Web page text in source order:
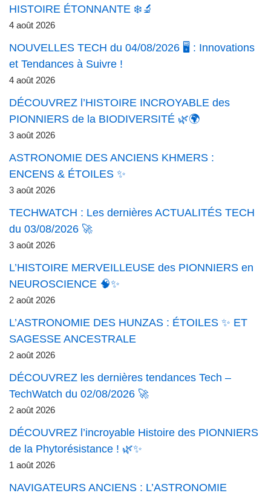
HISTOIRE ÉTONNANTE ❄️🔬
4 août 2026
NOUVELLES TECH du 04/08/2026 🖥️ : Innovations
et Tendances à Suivre !
4 août 2026
DÉCOUVREZ l’HISTOIRE INCROYABLE des
PIONNIERS de la BIODIVERSITÉ 🌿🌍
3 août 2026
ASTRONOMIE DES ANCIENS KHMERS :
ENCENS & ÉTOILES ✨
3 août 2026
TECHWATCH : Les dernières ACTUALITÉS TECH
du 03/08/2026 🚀
3 août 2026
L’HISTOIRE MERVEILLEUSE des PIONNIERS en
NEUROSCIENCE 🧠✨
2 août 2026
L’ASTRONOMIE DES HUNZAS : ÉTOILES ✨ ET
SAGESSE ANCESTRALE
2 août 2026
DÉCOUVREZ les dernières tendances Tech –
TechWatch du 02/08/2026 🚀
2 août 2026
DÉCOUVREZ l’incroyable Histoire des PIONNIERS
de la Phytorésistance ! 🌿✨
1 août 2026
NAVIGATEURS ANCIENS : L’ASTRONOMIE